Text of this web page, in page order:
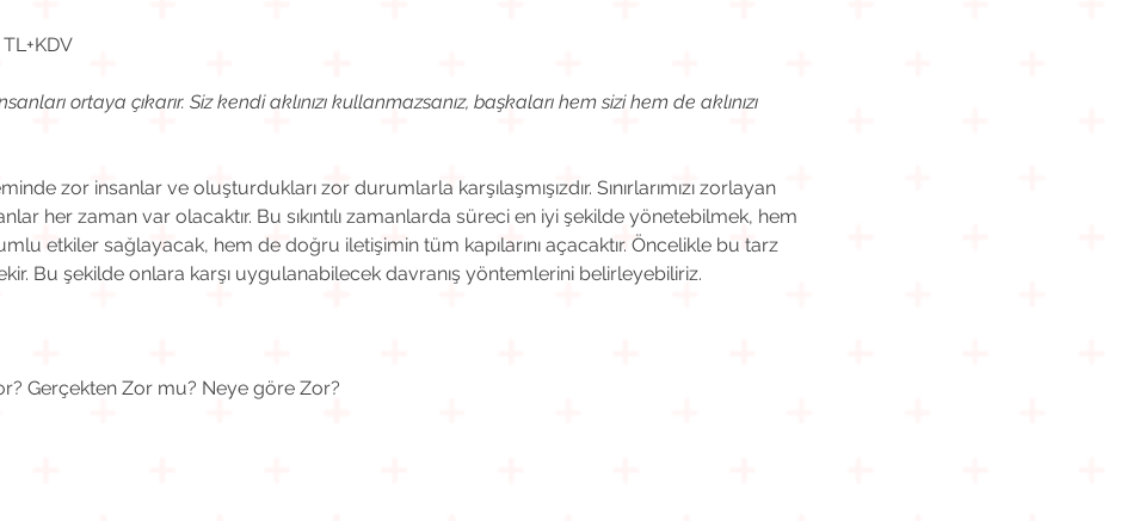
ortaya çıkarır. Siz kendi aklınızı kullanmazsanız, başkaları hem sizi hem de aklınızı
zor insanlar ve oluşturdukları zor durumlarla karşılaşmışızdır. Sınırlarımızı zorlayan
her zaman var olacaktır. Bu sıkıntılı zamanlarda süreci en iyi şekilde yönetebilmek, hem
etkiler sağlayacak, hem de doğru iletişimin tüm kapılarını açacaktır. Öncelikle bu tarz
Bu şekilde onlara karşı uygulanabilecek davranış yöntemlerini belirleyebiliriz.
Gerçekten Zor mu? Neye göre Zor?